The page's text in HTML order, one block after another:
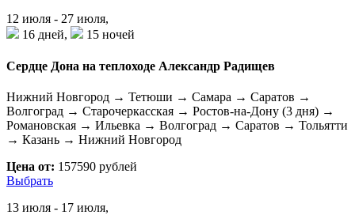
12 июля - 27 июля,
16 дней,
15 ночей
Сердце Дона на теплоходе Александр Радищев
Нижний Новгород → Тетюши → Самара → Саратов →
Волгоград → Старочеркасская → Ростов-на-Дону (3 дня) →
Романовская → Ильевка → Волгоград → Саратов → Тольятти
→ Казань → Нижний Новгород
Цена от: 157590 рублей
Выбрать
13 июля - 17 июля,